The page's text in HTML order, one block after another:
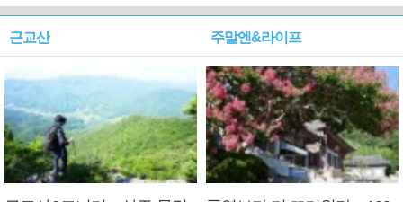
근교산 주말엔&라이프